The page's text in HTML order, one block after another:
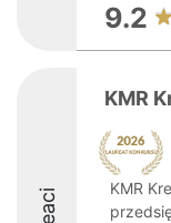
9.2
KMR
KMR